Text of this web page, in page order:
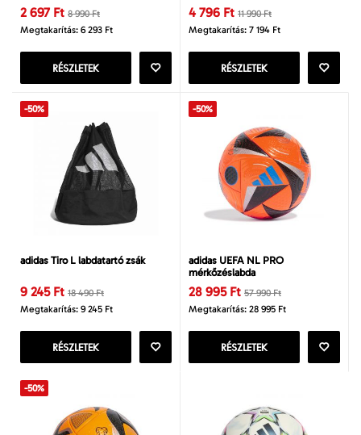
2 697 Ft 8 990 Ft
Megtakarítás: 6 293 Ft
RÉSZLETEK
4 796 Ft 11 990 Ft
Megtakarítás: 7 194 Ft
RÉSZLETEK
-50%
adidas Tiro L labdatartó zsák
9 245 Ft 18 490 Ft
Megtakarítás: 9 245 Ft
RÉSZLETEK
-50%
adidas UEFA NL PRO
mérkőzéslabda
28 995 Ft 57 990 Ft
Megtakarítás: 28 995 Ft
RÉSZLETEK
-50%